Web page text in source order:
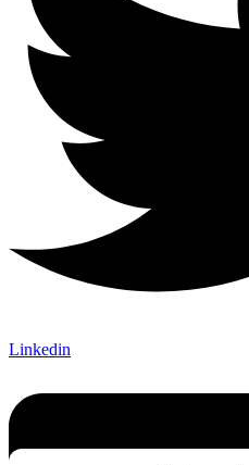
Linkedin